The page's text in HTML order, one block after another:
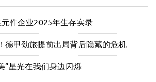
件企业2025年生存实录
德甲劲旅提前出局背后隐藏的危机
”星光在我们身边闪烁